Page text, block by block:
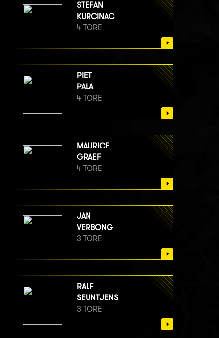
STEFAN
KURCINAC
4 TORE
PIET
PALA
4 TORE
MAURICE
GRAEF
4 TORE
JAN
VERBONG
3 TORE
RALF
SEUNTJENS
3 TORE